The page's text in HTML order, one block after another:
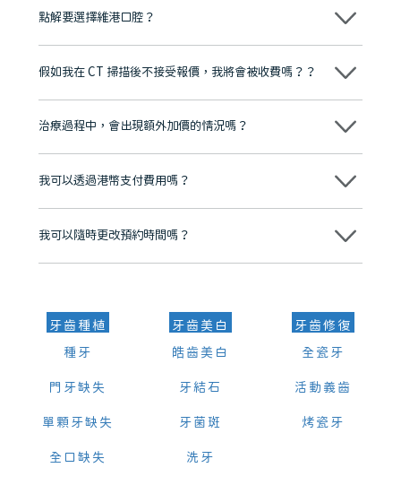
點解要選擇維港口腔？
維港口腔踐行「醫道濟世」的大學校訓，各分院匯聚來自香港、內地的
牌」、「2025香港企業領袖品牌」，是諾貝爾種植系統全球放心植牙中
至今已服務超過三十個國家和地區的顧客，受到粵港澳大灣區及周邊城
市市民極高的口碑評價及信任推薦 珠海、深圳設有八大分院，香港亦設
有咨詢及服務保障中心，有任何問題都可以隨時預約免費咨詢，讓人十
假如我在 CT 掃描後不接受報價，我將會被收費嗎？？
不會！只要未開始實際服務之前，你不會被收取任何費用。
治療過程中，會出現額外加價的情況嗎？
不會，治療前我們會詳細說明治療方案及對應的價錢，顧客同意並簽字
我可以透過港幣支付費用嗎？
可以。維港口腔會按照當日匯率轉算收取費用，而匯率會及時告知客人
我可以隨時更改預約時間嗎？
可以，請盡早通過wechat或whatsapp聯絡我們，告知我們你原本預約
牙齒種植
種牙
門牙缺失
單顆牙缺失
全口缺失
牙齒美白
皓齒美白
牙結石
牙菌斑
洗牙
牙齒修復
全瓷牙
活動義齒
烤瓷牙